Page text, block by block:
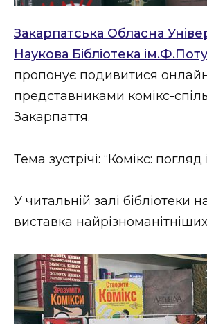
ЗАКАРПАТСЬКІ НОВИНИ
ФОТО
ВІДЕО
Закарпатська Обласна
Наукова Бібліотека
пропонує подивитися онлайн
представниками комікс-
Закарпаття.
Тема зустрічі: “Комікс:
У читальній залі бібліотеки
виставка найрізноманітніших